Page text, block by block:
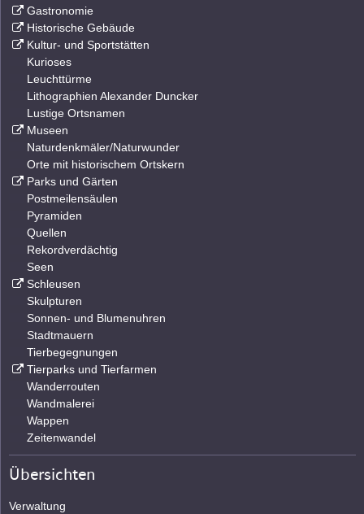
Gastronomie
Historische Gebäude
Kultur- und Sportstätten
Kurioses
Leuchttürme
Lithographien Alexander Duncker
Lustige Ortsnamen
Museen
Naturdenkmäler/Naturwunder
Orte mit historischem Ortskern
Parks und Gärten
Postmeilensäulen
Pyramiden
Quellen
Rekordverdächtig
Seen
Schleusen
Skulpturen
Sonnen- und Blumenuhren
Stadtmauern
Tierbegegnungen
Tierparks und Tierfarmen
Wanderrouten
Wandmalerei
Wappen
Zeitenwandel
Übersichten
Verwaltung